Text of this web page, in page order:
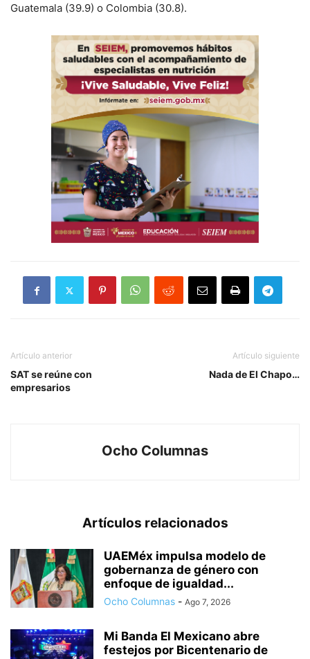
Guatemala (39.9) o Colombia (30.8).
Artículo anterior
SAT se reúne con
empresarios
Artículo siguiente
Nada de El Chapo…
Ocho Columnas
Artículos relacionados
UAEMéx impulsa modelo de
gobernanza de género con
enfoque de igualdad...
Ocho Columnas - Ago 7, 2026
Mi Banda El Mexicano abre
festejos por Bicentenario de